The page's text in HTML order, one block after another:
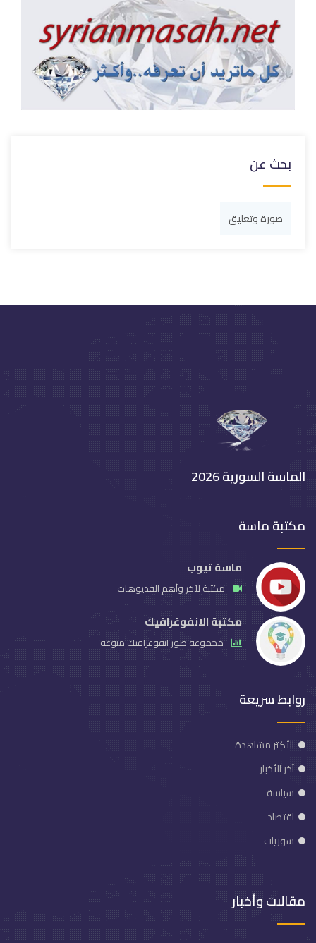
بحث عن
صورة وتعليق
الماسة السورية 2026
مكتبة ماسة
ماسة تيوب
مكتبة لآخر وأهم الفديوهات
مكتبة الانفوغرافيك
مجموعة صور انفوغرافيك منوعة
روابط سريعة
الأكثر مشاهدة
آخر الأخبار
سياسة
اقتصاد
سوريات
مقالات وأخبار